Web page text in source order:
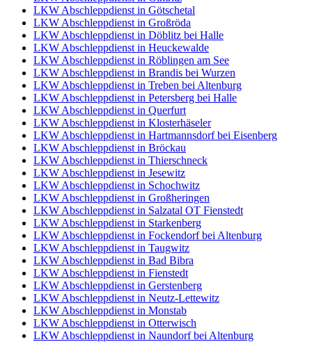
LKW Abschleppdienst in Götschetal
LKW Abschleppdienst in Großröda
LKW Abschleppdienst in Döblitz bei Halle
LKW Abschleppdienst in Heuckewalde
LKW Abschleppdienst in Röblingen am See
LKW Abschleppdienst in Brandis bei Wurzen
LKW Abschleppdienst in Treben bei Altenburg
LKW Abschleppdienst in Petersberg bei Halle
LKW Abschleppdienst in Querfurt
LKW Abschleppdienst in Klosterhäseler
LKW Abschleppdienst in Hartmannsdorf bei Eisenberg
LKW Abschleppdienst in Bröckau
LKW Abschleppdienst in Thierschneck
LKW Abschleppdienst in Jesewitz
LKW Abschleppdienst in Schochwitz
LKW Abschleppdienst in Großheringen
LKW Abschleppdienst in Salzatal OT Fienstedt
LKW Abschleppdienst in Starkenberg
LKW Abschleppdienst in Fockendorf bei Altenburg
LKW Abschleppdienst in Taugwitz
LKW Abschleppdienst in Bad Bibra
LKW Abschleppdienst in Fienstedt
LKW Abschleppdienst in Gerstenberg
LKW Abschleppdienst in Neutz-Lettewitz
LKW Abschleppdienst in Monstab
LKW Abschleppdienst in Otterwisch
LKW Abschleppdienst in Naundorf bei Altenburg